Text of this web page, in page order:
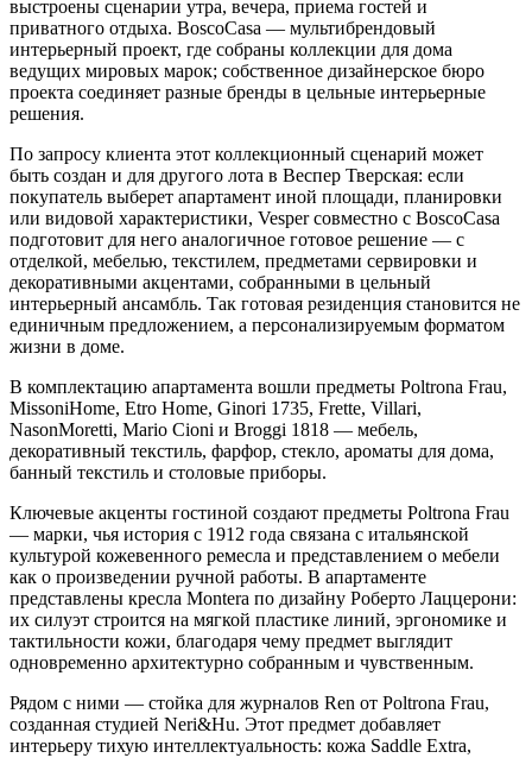
выстроены сценарии утра, вечера, приема гостей и
приватного отдыха. BoscoCasa — мультибрендовый
интерьерный проект, где собраны коллекции для дома
ведущих мировых марок; собственное дизайнерское бюро
проекта соединяет разные бренды в цельные интерьерные
решения.
По запросу клиента этот коллекционный сценарий может
быть создан и для другого лота в Веспер Тверская: если
покупатель выберет апартамент иной площади, планировки
или видовой характеристики, Vesper совместно с BoscoCasa
подготовит для него аналогичное готовое решение — с
отделкой, мебелью, текстилем, предметами сервировки и
декоративными акцентами, собранными в цельный
интерьерный ансамбль. Так готовая резиденция становится не
единичным предложением, а персонализируемым форматом
жизни в доме.
В комплектацию апартамента вошли предметы Poltrona Frau,
MissoniHome, Etro Home, Ginori 1735, Frette, Villari,
NasonMoretti, Mario Cioni и Broggi 1818 — мебель,
декоративный текстиль, фарфор, стекло, ароматы для дома,
банный текстиль и столовые приборы.
Ключевые акценты гостиной создают предметы Poltrona Frau
— марки, чья история с 1912 года связана с итальянской
культурой кожевенного ремесла и представлением о мебели
как о произведении ручной работы. В апартаменте
представлены кресла Montera по дизайну Роберто Лаццерони:
их силуэт строится на мягкой пластике линий, эргономике и
тактильности кожи, благодаря чему предмет выглядит
одновременно архитектурно собранным и чувственным.
Рядом с ними — стойка для журналов Ren от Poltrona Frau,
созданная студией Neri&Hu. Этот предмет добавляет
интерьеру тихую интеллектуальность: кожа Saddle Extra,